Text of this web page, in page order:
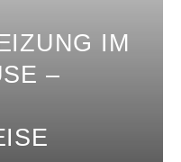
IM N
– A